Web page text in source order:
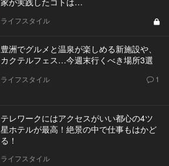
ライフスタイル
豊洲でグルメと温泉が楽しめる新施設や、
カクテルフェス…今週末行くべき場所3選
ライフスタイル 1
テレワークにはアクセスがいい都心の4ツ
星ホテルが最高！絶景の中で仕事もはかど
る！
ライフスタイル